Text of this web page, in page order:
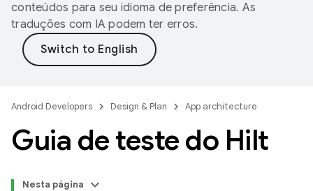
conteúdos para seu idioma de preferência. As
traduções com IA podem ter erros.
Android Developers Design & Plan App architecture
Guia de teste do Hilt
Nesta página